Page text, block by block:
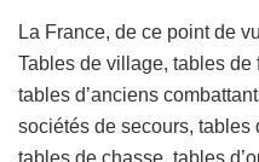
La France, de ce point de
Tables de village, tables
tables d’anciens
sociétés de secours, tables
tables de chasse, tables